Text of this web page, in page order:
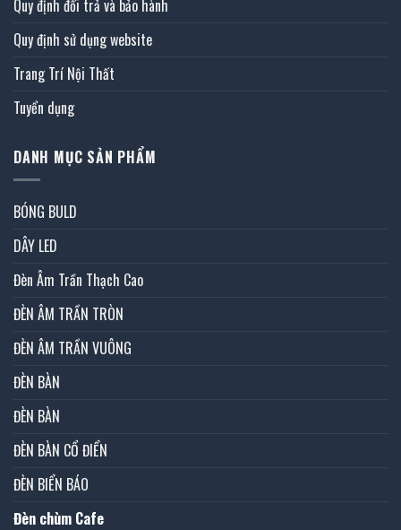
Quy định đổi trả và bảo hành
Quy định sử dụng website
Trang Trí Nội Thất
Tuyển dụng
DANH MỤC SẢN PHẨM
BÓNG BULD
DÂY LED
Đèn Âm Trần Thạch Cao
ĐÈN ÂM TRẦN TRÒN
ĐÈN ÂM TRẦN VUÔNG
ĐÈN BÀN
ĐÈN BÀN
ĐÈN BÀN CỔ ĐIỂN
ĐÈN BIỂN BÁO
Đèn chùm Cafe